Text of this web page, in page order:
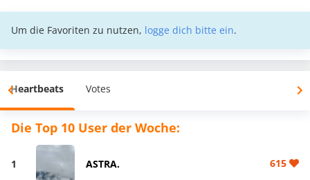
Um die Favoriten zu nutzen, logge dich bitte ein.
Heartbeats Votes
Die Top 10 User der Woche:
1 ASTRA. 615